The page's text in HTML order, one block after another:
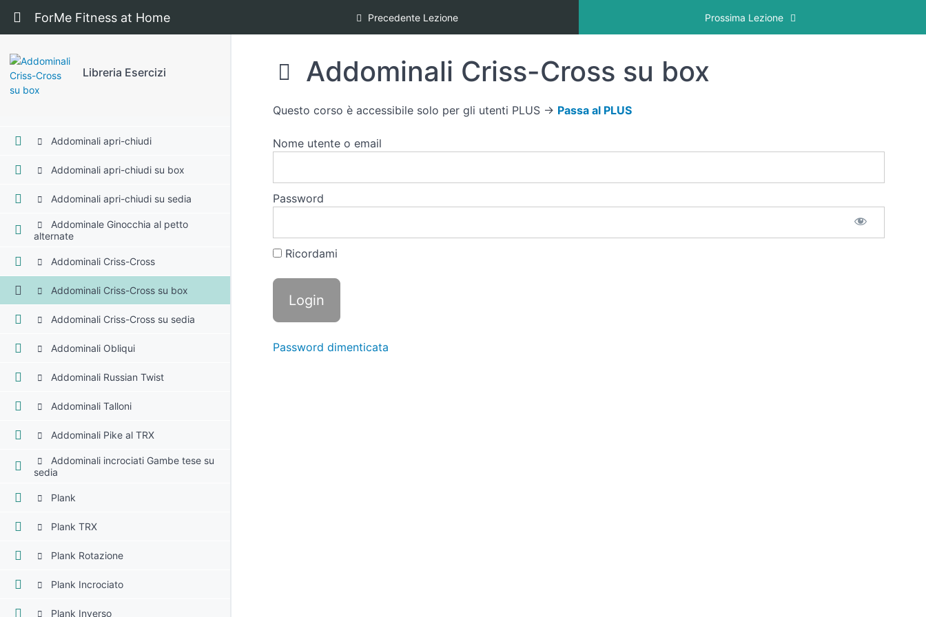
Ritorna a corso: Libreria Esercizi
ForMe Fitness at Home Precedente Lezione Prossima Lezione
Libreria Esercizi
Addominali Clap su sedia
Addominali Leg raise
Addominali apri-chiudi
Addominali apri-chiudi su box
Addominali apri-chiudi su sedia
Addominale Ginocchia al petto
alternate
Addominali Criss-Cross
Addominali Criss-Cross su box
Addominali Criss-Cross su sedia
Addominali Obliqui
Addominali Russian Twist
Addominali Talloni
Addominali Pike al TRX
Addominali incrociati Gambe tese su
sedia
Plank
Plank TRX
Plank Rotazione
Plank Incrociato
Plank Inverso
Addominali Criss-Cross su box
Questo corso è accessibile solo per gli utenti PLUS → Passa al PLUS
Nome utente o email
Password
Ricordami
Password dimenticata